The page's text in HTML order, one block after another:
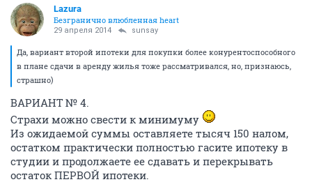
Lazura
Безгранично влюбленная heart
29 апреля 2014 sunsay
Да, вариант второй ипотеки для покупки более конурентоспособного
в плане сдачи в аренду жилья тоже рассматривался, но, признаюсь,
страшно)
ВАРИАНТ № 4.
Страхи можно свести к минимуму
Из ожидаемой суммы оставляете тысяч 150 налом,
остатком практически полностью гасите ипотеку в
студии и продолжаете ее сдавать и перекрывать
остаток ПЕРВОЙ ипотеки.